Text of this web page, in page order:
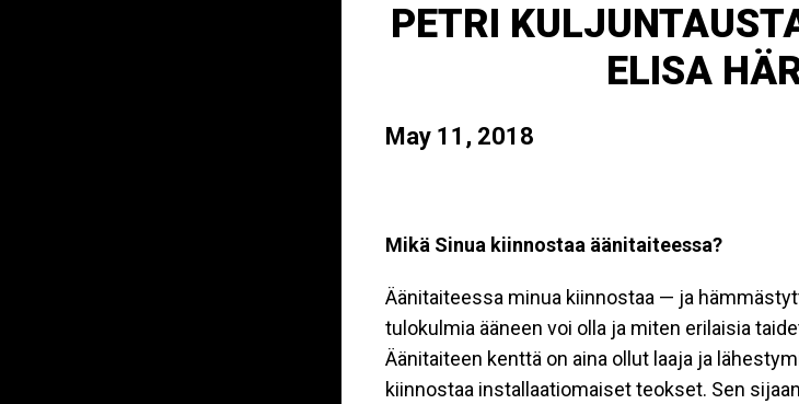
PETRI
ELISA
May 11, 2018
Mikä Sinua kiinnostaa äänitaiteessa?
Äänitaiteessa minua kiinnostaa — ja
tulokulmia ääneen voi olla ja miten erilaisia
Äänitaiteen kenttä on aina ollut laaja ja
kiinnostaa installaatiomaiset teokset. Sen